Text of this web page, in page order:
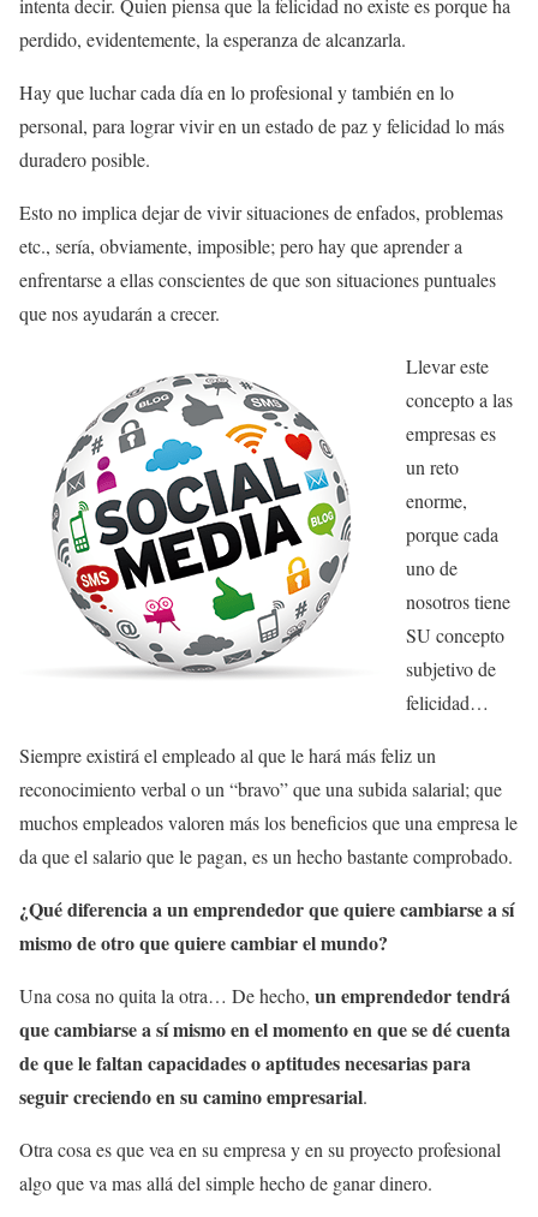
intenta decir. Quien piensa que la felicidad no existe es porque ha
perdido, evidentemente, la esperanza de alcanzarla.
Hay que luchar cada día en lo profesional y también en lo
personal, para lograr vivir en un estado de paz y felicidad lo más
duradero posible.
Esto no implica dejar de vivir situaciones de enfados, problemas
etc., sería, obviamente, imposible; pero hay que aprender a
enfrentarse a ellas conscientes de que son situaciones puntuales
que nos ayudarán a crecer.
Llevar este
concepto a las
empresas es
un reto
enorme,
porque cada
uno de
nosotros tiene
SU concepto
subjetivo de
felicidad…
Siempre existirá el empleado al que le hará más feliz un
reconocimiento verbal o un “bravo” que una subida salarial; que
muchos empleados valoren más los beneficios que una empresa le
da que el salario que le pagan, es un hecho bastante comprobado.
¿Qué diferencia a un emprendedor que quiere cambiarse a sí
mismo de otro que quiere cambiar el mundo?
Una cosa no quita la otra… De hecho, un emprendedor tendrá
que cambiarse a sí mismo en el momento en que se dé cuenta
de que le faltan capacidades o aptitudes necesarias para
seguir creciendo en su camino empresarial.
Otra cosa es que vea en su empresa y en su proyecto profesional
algo que va mas allá del simple hecho de ganar dinero.